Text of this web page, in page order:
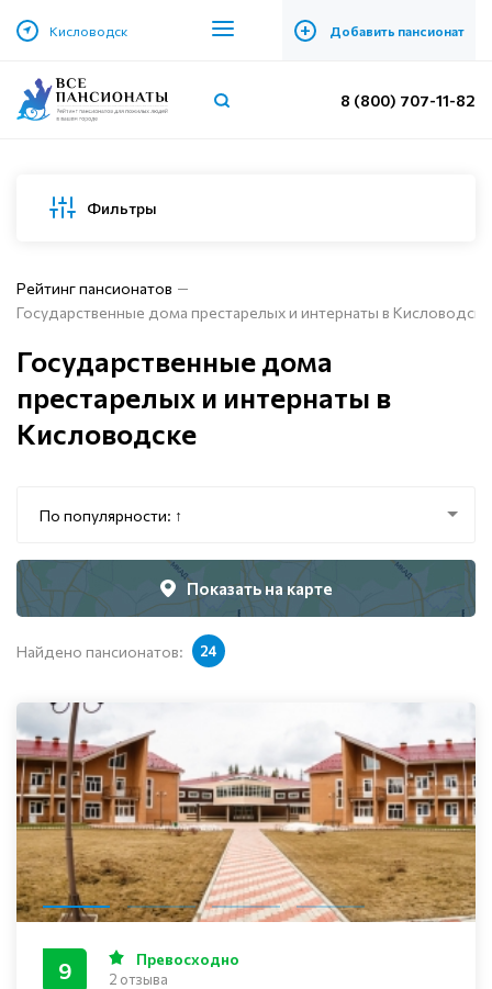
Кисловодск + Добавить пансионат
8 (800) 707-11-82
Фильтры
Рейтинг пансионатов
Государственные дома престарелых и интернаты в Кисловодске
Государственные дома
престарелых и интернаты в
Кисловодске
По популярности: ↑
Показать на карте
Найдено пансионатов: 24
9 Превосходно
2 отзыва